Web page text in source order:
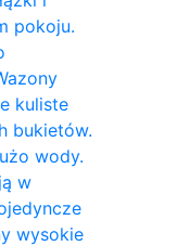
pokoju.
kuliste
bukietów.
wody.
w
wysokie